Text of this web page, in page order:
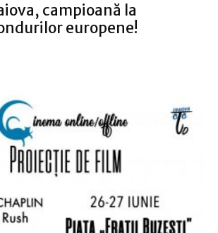
campioană la
europene!